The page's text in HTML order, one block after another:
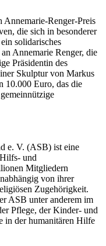
Renger-Preis
die sich in besonderer
solidarisches
Annemarie Renger, die
Präsidentin des
Skulptur von Markus
10.000 Euro, das die
e. V. (ASB) ist eine
und
Mitgliedern
von ihrer
Zugehörigkeit.
ASB unter anderem im
Pflege, der Kinder- und
in der humanitären Hilfe